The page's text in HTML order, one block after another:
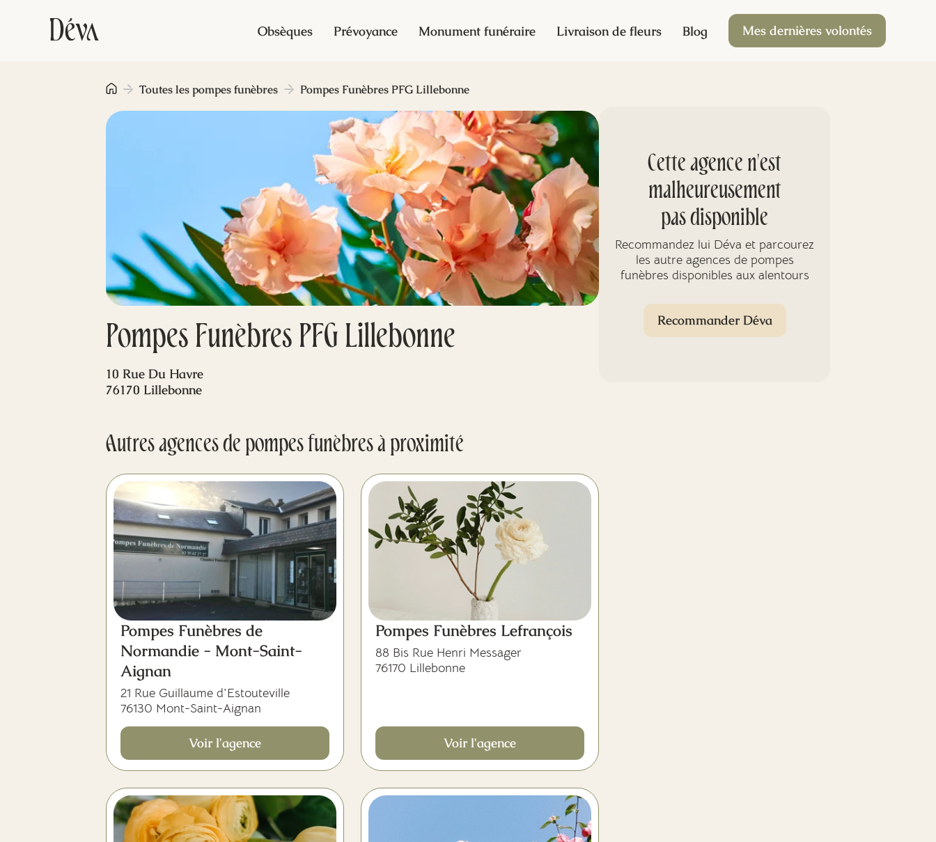
Obsèques Prévoyance Monument funéraire Livraison de fleurs Blog Mes dernières volontés
Pompes Funèbres PFG Lillebonne
Toutes les pompes funèbres Pompes Funèbres PFG Lillebonne
10 Rue Du Havre
76170 Lillebonne
Autres agences de pompes funèbres à proximité
Pompes Funèbres de
Normandie - Mont-Saint-
Aignan
21 Rue Guillaume d'Estouteville
76130 Mont-Saint-Aignan
Voir l'agence
Pompes Funèbres Lefrançois
88 Bis Rue Henri Messager
76170 Lillebonne
Voir l'agence
Cette agence n'est
malheureusement
pas disponible
Recommandez lui Déva et parcourez
les autre agences de pompes
funèbres disponibles aux alentours
Recommander Déva